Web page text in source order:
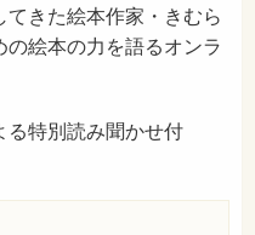
きた絵本作家・きむら
絵本の力を語るオンラ
る特別読み聞かせ付